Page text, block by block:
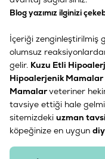
Blog yazımız ilginizi
İçeriği zenginleştirilmiş
olumsuz
gelir. Kuzu Etli
Hipoalerjenik Mamalar
Mamalarveteriner
tavsiye ettiği hale
sitemizdeki uzman
köpeğinize en uygun